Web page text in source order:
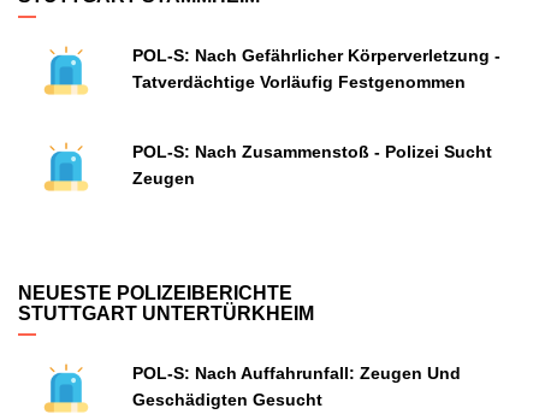
POL-S: Nach Gefährlicher Körperverletzung -
Tatverdächtige Vorläufig Festgenommen
POL-S: Nach Zusammenstoß - Polizei Sucht
Zeugen
NEUESTE POLIZEIBERICHTE
STUTTGART UNTERTÜRKHEIM
POL-S: Nach Auffahrunfall: Zeugen Und
Geschädigten Gesucht